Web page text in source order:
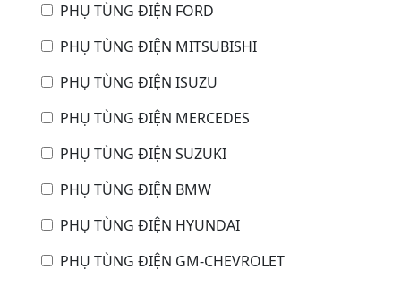
PHỤ TÙNG ĐIỆN FORD
PHỤ TÙNG ĐIỆN MITSUBISHI
PHỤ TÙNG ĐIỆN ISUZU
PHỤ TÙNG ĐIỆN MERCEDES
PHỤ TÙNG ĐIỆN SUZUKI
PHỤ TÙNG ĐIỆN BMW
PHỤ TÙNG ĐIỆN HYUNDAI
PHỤ TÙNG ĐIỆN GM-CHEVROLET